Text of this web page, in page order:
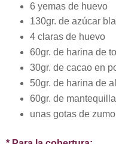
6 yemas de huevo
130gr. de azúcar
4 claras de huevo
60gr. de harina de
30gr. de cacao en
50gr. de harina de
60gr. de mantequilla
unas gotas de